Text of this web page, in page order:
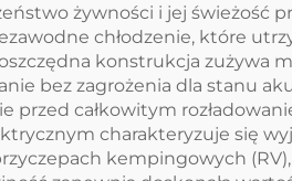
Chłodziarka
samochodowa
żywności i jej świeżość
chłodzenie, które
konstrukcja zużywa
bez zagrożenia dla stanu
przed całkowitym
charakteryzuje się
kempingowych